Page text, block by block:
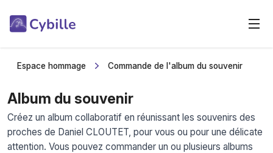
Espace hommage Commande de l'album du souvenir
Album du souvenir
Créez un album collaboratif en réunissant les souvenirs des
proches de Daniel CLOUTET, pour vous ou pour une délicate
attention. Vous pouvez commander un ou plusieurs albums